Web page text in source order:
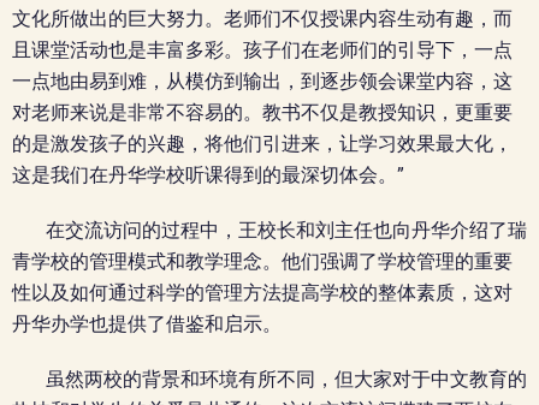
文化所做出的巨大努力。老师们不仅授课内容生动有趣，而
且课堂活动也是丰富多彩。孩子们在老师们的引导下，一点
一点地由易到难，从模仿到输出，到逐步领会课堂内容，这
对老师来说是非常不容易的。教书不仅是教授知识，更重要
的是激发孩子的兴趣，将他们引进来，让学习效果最大化，
这是我们在丹华学校听课得到的最深切体会。”
在交流访问的过程中，王校长和刘主任也向丹华介绍了瑞
青学校的管理模式和教学理念。他们强调了学校管理的重要
性以及如何通过科学的管理方法提高学校的整体素质，这对
丹华办学也提供了借鉴和启示。
虽然两校的背景和环境有所不同，但大家对于中文教育的